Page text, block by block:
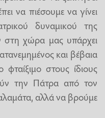
να πιέσουμε να γίνει
δυναμικού της
χώρα μας υπάρχει
και βέβαια
στους ίδιους
την Πάτρα από τον
αλλά να βρούμε